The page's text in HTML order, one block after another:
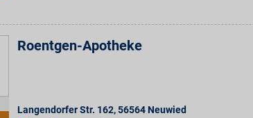
Roentgen-Apotheke
Langendorfer Str. 162,56564 Neuwied